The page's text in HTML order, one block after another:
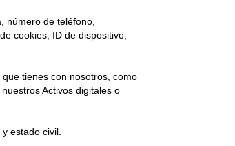
número de teléfono,
cookies, ID de dispositivo,
tienes con nosotros, como
Activos digitales o
estado civil.